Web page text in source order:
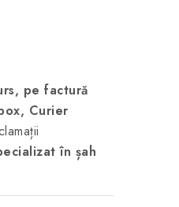
pe factură
Curier
în șah